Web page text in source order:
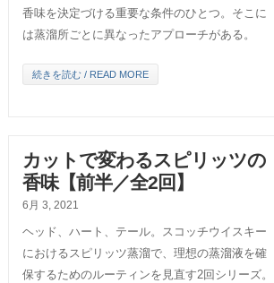
香味を決定づける重要な条件のひとつ。そこに
は蒸溜所ごとに異なったアプローチがある。
続きを読む / READ MORE
カットで変わるスピリッツの
香味【前半／全2回】
6月 3, 2021
ヘッド、ハート、テール。スコッチウイスキー
におけるスピリッツ蒸溜で、理想の蒸溜液を確
保するためのルーティンを見直す2回シリーズ。